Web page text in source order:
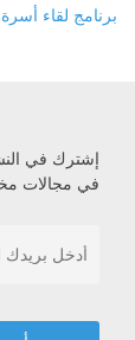
برنامج لقاء
إشترك في
في مجالات